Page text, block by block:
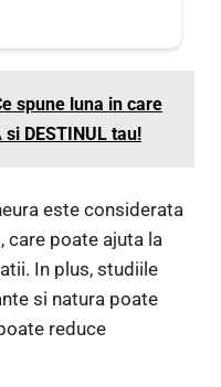
spune luna in care
DESTINUL tau!
este considerata
care poate ajuta la
In plus, studiile
si natura poate
reduce